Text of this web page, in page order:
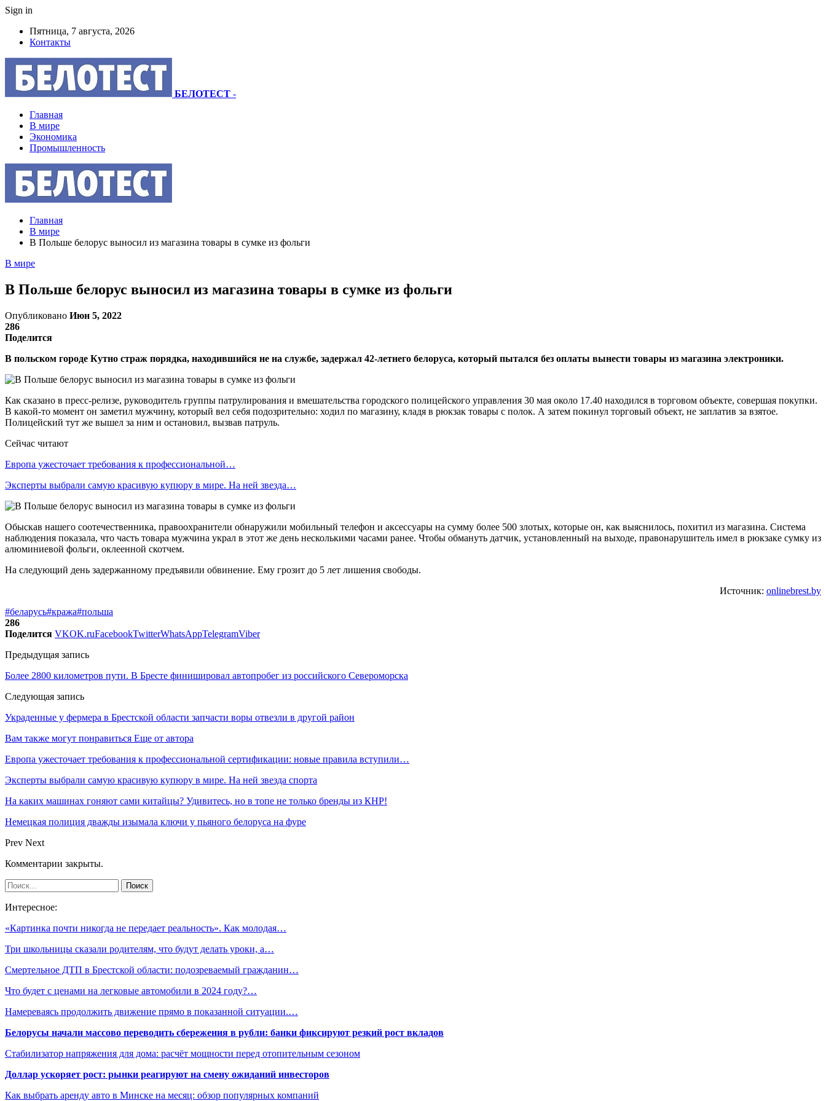
Sign in
Пятница, 7 августа, 2026
Контакты
БЕЛОТЕСТ -
Главная
В мире
Экономика
Промышленность
Главная
В мире
В Польше белорус выносил из магазина товары в сумке из фольги
В мире
В Польше белорус выносил из магазина товары в сумке из фольги
Опубликовано Июн 5, 2022
286
Поделится
В польском городе Кутно страж порядка, находившийся не на службе, задержал 42-летнего белоруса, который пытался без оплаты вынести товары из магазина электроники.
Как сказано в пресс-релизе, руководитель группы патрулирования и вмешательства городского полицейского управления 30 мая около 17.40 находился в торговом объекте, совершая покупки.
В какой-то момент он заметил мужчину, который вел себя подозрительно: ходил по магазину, кладя в рюкзак товары с полок. А затем покинул торговый объект, не заплатив за взятое.
Полицейский тут же вышел за ним и остановил, вызвав патруль.
Сейчас читают
Европа ужесточает требования к профессиональной…
Эксперты выбрали самую красивую купюру в мире. На ней звезда…
Обыскав нашего соотечественника, правоохранители обнаружили мобильный телефон и аксессуары на сумму более 500 злотых, которые он, как выяснилось, похитил из магазина. Система
наблюдения показала, что часть товара мужчина украл в этот же день несколькими часами ранее. Чтобы обмануть датчик, установленный на выходе, правонарушитель имел в рюкзаке сумку из
алюминиевой фольги, оклеенной скотчем.
На следующий день задержанному предъявили обвинение. Ему грозит до 5 лет лишения свободы.
Источник: onlinebrest.by
#беларусь#кража#польша
286
Поделится VKOK.ruFacebookTwitterWhatsAppTelegramViber
Предыдущая запись
Более 2800 километров пути. В Бресте финишировал автопробег из российского Североморска
Следующая запись
Украденные у фермера в Брестской области запчасти воры отвезли в другой район
Вам также могут понравиться Еще от автора
Европа ужесточает требования к профессиональной сертификации: новые правила вступили…
Эксперты выбрали самую красивую купюру в мире. На ней звезда спорта
На каких машинах гоняют сами китайцы? Удивитесь, но в топе не только бренды из КНР!
Немецкая полиция дважды изымала ключи у пьяного белоруса на фуре
Prev Next
Комментарии закрыты.
Интересное:
«Картинка почти никогда не передает реальность». Как молодая…
Три школьницы сказали родителям, что будут делать уроки, а…
Смертельное ДТП в Брестской области: подозреваемый гражданин…
Что будет с ценами на легковые автомобили в 2024 году?…
Намереваясь продолжить движение прямо в показанной ситуации.…
Белорусы начали массово переводить сбережения в рубли: банки фиксируют резкий рост вкладов
Стабилизатор напряжения для дома: расчёт мощности перед отопительным сезоном
Доллар ускоряет рост: рынки реагируют на смену ожиданий инвесторов
Как выбрать аренду авто в Минске на месяц: обзор популярных компаний